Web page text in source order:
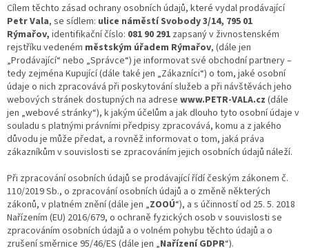
Cílem těchto zásad ochrany osobních údajů, které vydal prodávající
Petr Vala, se sídlem: ulice náměstí Svobody 3/14, 795 01
Rýmařov, identifikační číslo: 081 90 291 zapsaný v živnostenském
rejstříku vedeném městským úřadem Rýmařov, (dále jen
„Prodávající“ nebo „Správce“) je informovat své obchodní partnery –
tedy zejména Kupující (dále také jen „Zákazníci“) o tom, jaké osobní
údaje o nich zpracovává při poskytování služeb a při návštěvách jeho
webových stránek dostupných na adrese www.PETR-VALA.cz (dále
jen „webové stránky“), k jakým účelům a jak dlouho tyto osobní údaje v
souladu s platnými právními předpisy zpracovává, komu a z jakého
důvodu je může předat, a rovněž informovat o tom, jaká práva
zákazníkům v souvislosti se zpracováním jejich osobních údajů náleží.
Při zpracování osobních údajů se prodávající řídí českým zákonem č.
110/2019 Sb., o zpracování osobních údajů a o změně některých
zákonů, v platném znění (dále jen „ZOOÚ“), a s účinností od 25. 5. 2018
Nařízením (EU) 2016/679, o ochraně fyzických osob v souvislosti se
zpracováním osobních údajů a o volném pohybu těchto údajů a o
zrušení směrnice 95/46/ES (dále jen „Nařízení GDPR“).